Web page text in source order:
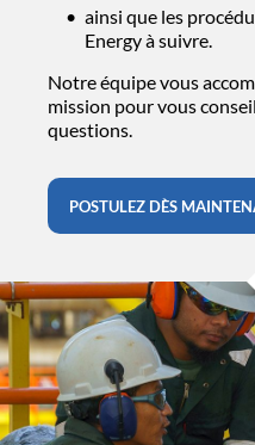
ainsi que les
Energy à suivre.
Notre équipe vous
mission pour vous
questions.
POSTULEZ DÈS